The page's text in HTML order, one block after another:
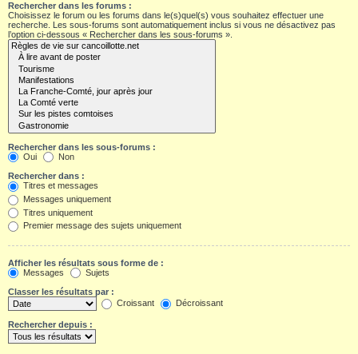
Rechercher dans les forums :
Choisissez le forum ou les forums dans le(s)quel(s) vous souhaitez effectuer une
recherche. Les sous-forums sont automatiquement inclus si vous ne désactivez pas
l’option ci-dessous « Rechercher dans les sous-forums ».
Rechercher dans les sous-forums :
Oui
Non
Rechercher dans :
Titres et messages
Messages uniquement
Titres uniquement
Premier message des sujets uniquement
Afficher les résultats sous forme de :
Messages
Sujets
Classer les résultats par :
Croissant
Décroissant
Rechercher depuis :